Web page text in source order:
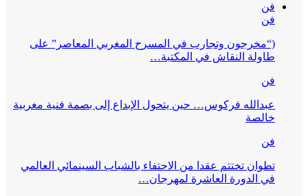
فن
فن
(“مخرجون وتجارب في المسرح المغربي المعاصر” على
طاولة النقاش في المكتبة…
فن
عبدالله فركوس… حين يتحول الإبداع إلى بصمة فنية مغربية
خالصة
فن
تطوان تختتم عقدا من الاحتفاء بالشباب السينمائي العالمي
في الدورة العاشرة لمهرجان…